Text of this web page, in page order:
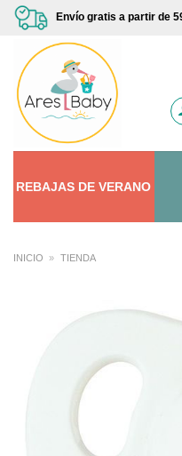
Saltar
contenido
Envío gratis a partir de
REBAJAS DEVERANO
INICIO » TIENDA